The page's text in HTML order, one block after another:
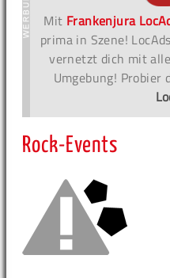
Mit Frankenjura
prima in Szene!
vernetzt dich mit
Umgebung! Probier
Rock-Events